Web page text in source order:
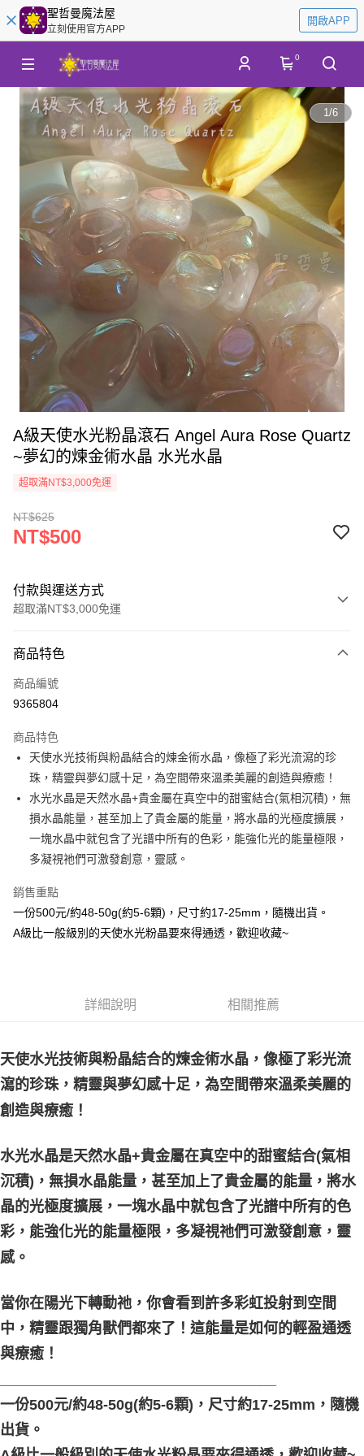
聖哲曼魔法屋
立刻使用官方APP
開啟APP
0
1/6
A級天使水光粉晶滾石 Angel Aura Rose Quartz
~夢幻的煉金術水晶 水光水晶
超取滿NT$3,000免運
NT$625
NT$500
付款與運送方式
超取滿NT$3,000免運
信用卡一次付款
超商取貨付款
Apple Pay
街口支付
悠遊付
ATM付款
全家取貨付款
每筆NT$80，滿NT$3,000(含以上)免運費
賣家宅配幫您送（台灣）
郵局幫你送（離島）
每筆NT$80，滿NT$3,000(含以上)免運費
付款後門市自取
商品特色
商品編號
9365804
商品特色
天使水光技術與粉晶結合的煉金術水晶，像極了彩光流瀉的珍
珠，精靈與夢幻感十足，為空間帶來溫柔美麗的創造與療癒！
水光水晶是天然水晶+貴金屬在真空中的甜蜜結合(氣相沉積)，無
損水晶能量，甚至加上了貴金屬的能量，將水晶的光極度擴展，
一塊水晶中就包含了光譜中所有的色彩，能強化光的能量極限，
多凝視祂們可激發創意，靈感。
銷售重點
一份500元/約48-50g(約5-6顆)，尺寸約17-25mm，隨機出貨。
A級比一般級別的天使水光粉晶要來得通透，歡迎收藏~
詳細說明 相關推薦
天使水光技術與粉晶結合的煉金術水晶，像極了彩光流
瀉的珍珠，精靈與夢幻感十足，為空間帶來溫柔美麗的
創造與療癒！
水光水晶是天然水晶+貴金屬在真空中的甜蜜結合(氣相
沉積)，無損水晶能量，甚至加上了貴金屬的能量，將水
晶的光極度擴展，一塊水晶中就包含了光譜中所有的色
彩，能強化光的能量極限，多凝視祂們可激發創意，靈
感。
當你在陽光下轉動祂，你會看到許多彩虹投射到空間
中，精靈跟獨角獸們都來了！這能量是如何的輕盈通透
與療癒！
一份500元/約48-50g(約5-6顆)，尺寸約17-25mm，隨機
出貨。